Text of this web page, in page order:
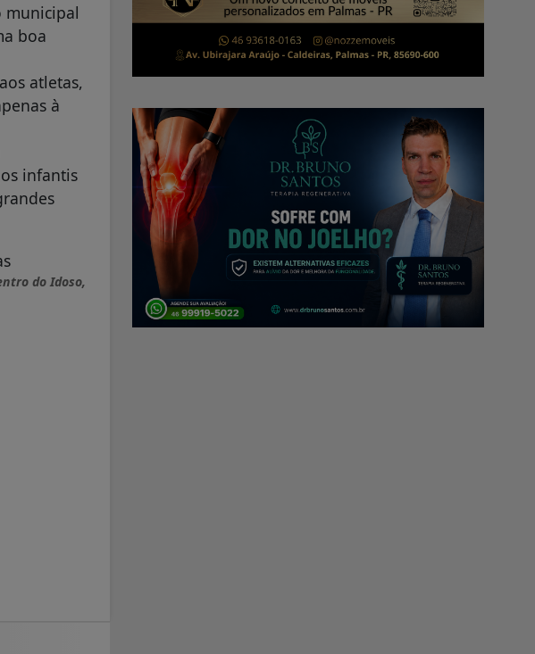
municipal
boa
atletas,
à
infantis
do Idoso,